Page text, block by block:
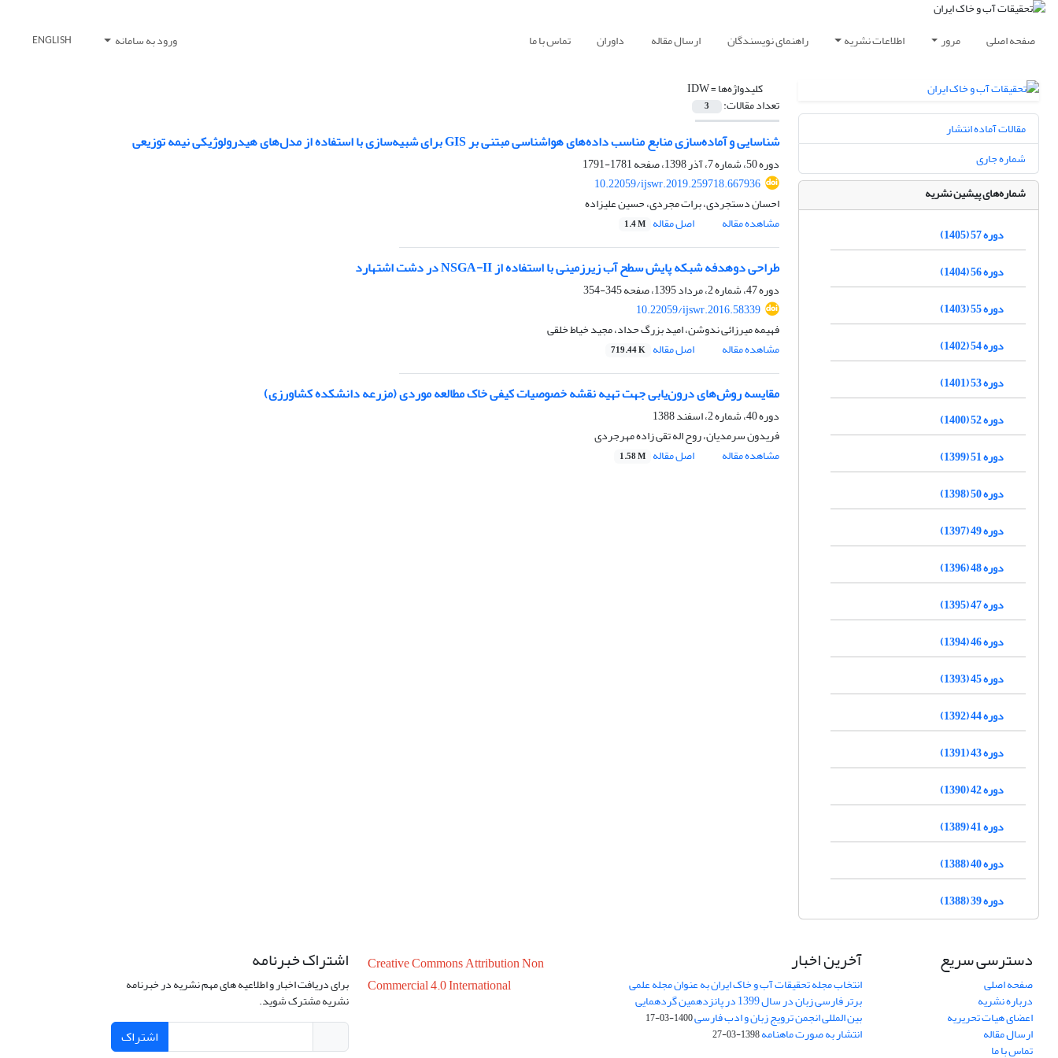
صفحه اصلی مرور اطلاعات نشریه راهنمای نویسندگان ارسال مقاله داوران تماس با ما ورود به سامانه ENGLISH
کلیدواژه‌ها =IDW
تعداد مقالات: 3
شناسایی و آماده‌سازی منابع مناسب داده‌های هواشناسی مبتنی بر GIS برای شبیه‌سازی با استفاده از مدل‌های هیدرولوژیکی نیمه توزیعی
دوره 50، شماره 7، آذر 1398، صفحه
1781-1791
10.22059/ijswr.2019.259718.667936
احسان دستجردی، برات مجردی، حسین علیزاده
مشاهده مقاله
اصل مقاله 1.4 M
طراحی دوهدفه شبکه پایش سطح آب زیرزمینی با استفاده از NSGA-II در دشت اشتهارد
دوره 47، شماره 2، مرداد 1395، صفحه
345-354
10.22059/ijswr.2016.58339
فهیمه میرزائی ندوشن، امید بزرگ حداد، مجید خیاط خلقی
مشاهده مقاله
اصل مقاله 719.44 K
مقایسه روش‌های درون‌یابی جهت تهیه نقشه خصوصیات کیفی خاک مطالعه موردی (مزرعه دانشکده کشاورزی)
دوره 40، شماره 2، اسفند 1388
فریدون سرمدیان، روح اله تقی زاده مهرجردی
مشاهده مقاله
اصل مقاله 1.58 M
مقالات آماده انتشار
شماره جاری
شماره‌های پیشین نشریه
دوره 57 (1405)
دوره 56 (1404)
دوره 55 (1403)
دوره 54 (1402)
دوره 53 (1401)
دوره 52 (1400)
دوره 51 (1399)
دوره 50 (1398)
دوره 49 (1397)
دوره 48 (1396)
دوره 47 (1395)
دوره 46 (1394)
دوره 45 (1393)
دوره 44 (1392)
دوره 43 (1391)
دوره 42 (1390)
دوره 41 (1389)
دوره 40 (1388)
دوره 39 (1388)
دسترسی سریع
صفحه اصلی
درباره نشریه
اعضای هیات تحریریه
ارسال مقاله
تماس با ما
آخرین اخبار
انتخاب مجله تحقیقات آب و خاک ایران به عنوان مجله علمی
برتر فارسی زبان در سال 1399 در پانزدهمین گردهمایی
بین المللی انجمن ترویج زبان و ادب فارسی1400-03-17
انتشار به صورت ماهنامه1398-03-27
Creative Commons Attribution Non
Commercial 4.0 International
اشتراک خبرنامه
برای دریافت اخبار و اطلاعیه های مهم نشریه در خبرنامه
نشریه مشترک شوید.
اشتراک